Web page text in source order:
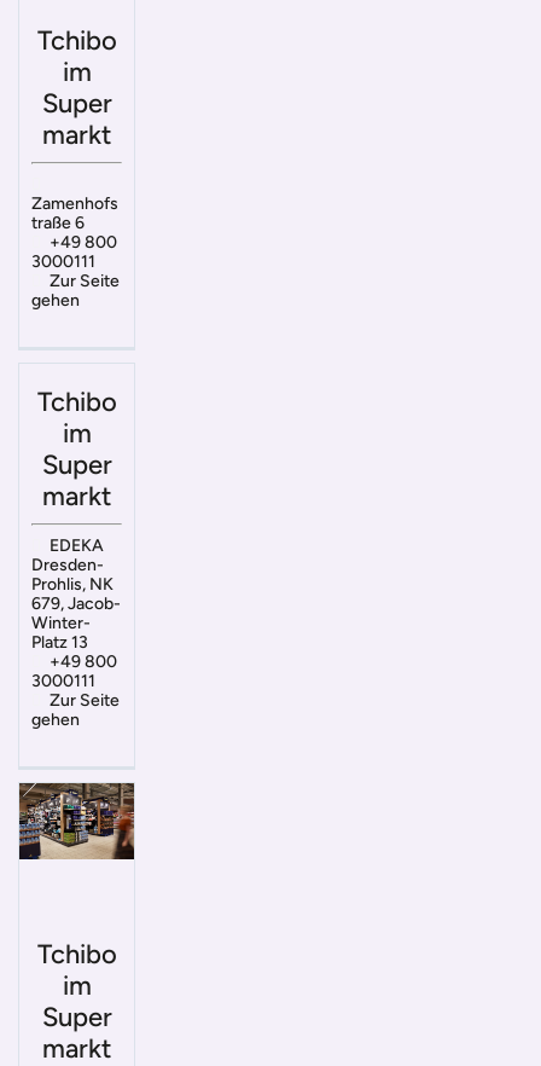
Tchibo
im
Super
markt
Zamenhofs
traße 6
+49 800
3000111
Zur Seite
gehen
Tchibo
im
Super
markt
EDEKA
Dresden-
Prohlis, NK
679, Jacob-
Winter-
Platz 13
+49 800
3000111
Zur Seite
gehen
Tchibo
im
Super
markt